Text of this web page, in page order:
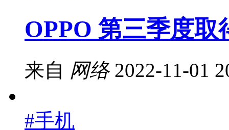
OPPO 第三季度
来自 网络 2022-11-01
#手机